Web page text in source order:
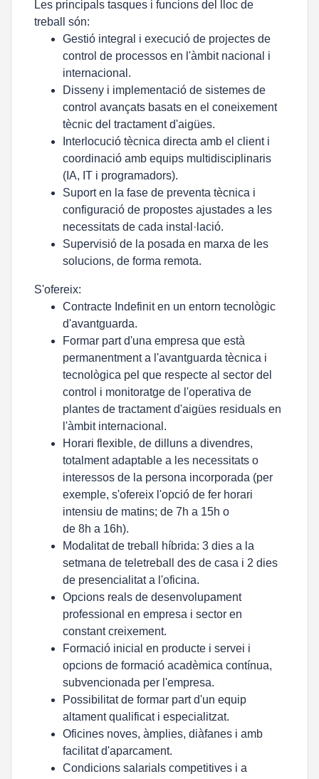
Les principals tasques i funcions del lloc de
treball són:
Gestió integral i execució de projectes de
control de processos en l'àmbit nacional i
internacional.
Disseny i implementació de sistemes de
control avançats basats en el coneixement
tècnic del tractament d'aigües.
Interlocució tècnica directa amb el client i
coordinació amb equips multidisciplinaris
(IA, IT i programadors).
Suport en la fase de preventa tècnica i
configuració de propostes ajustades a les
necessitats de cada instal·lació.
Supervisió de la posada en marxa de les
solucions, de forma remota.
S'ofereix:
Contracte Indefinit en un entorn tecnològic
d'avantguarda.
Formar part d'una empresa que està
permanentment a l'avantguarda tècnica i
tecnològica pel que respecte al sector del
control i monitoratge de l'operativa de
plantes de tractament d'aigües residuals en
l'àmbit internacional.
Horari flexible, de dilluns a divendres,
totalment adaptable a les necessitats o
interessos de la persona incorporada (per
exemple, s'ofereix l'opció de fer horari
intensiu de matins; de 7h a 15h o
de 8h a 16h).
Modalitat de treball híbrida: 3 dies a la
setmana de teletreball des de casa i 2 dies
de presencialitat a l'oficina.
Opcions reals de desenvolupament
professional en empresa i sector en
constant creixement.
Formació inicial en producte i servei i
opcions de formació acadèmica contínua,
subvencionada per l'empresa.
Possibilitat de formar part d'un equip
altament qualificat i especialitzat.
Oficines noves, àmplies, diàfanes i amb
facilitat d'aparcament.
Condicions salarials competitives i a